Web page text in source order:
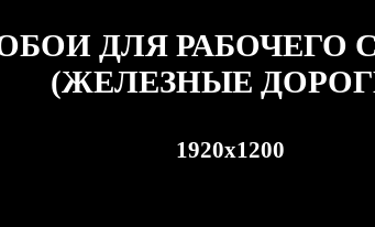
ДЛЯ РАБОЧЕГО
(ЖЕЛЕЗНЫЕ
1920x1200